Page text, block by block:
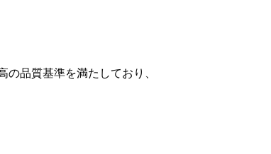
品質基準を満たしており、